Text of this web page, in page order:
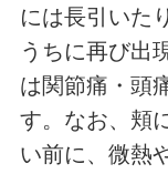
には長引いた
うちに再び出
は関節痛・頭
す。なお、頬
い前に、微熱